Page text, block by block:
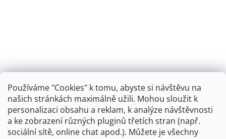
Používáme "Cookies" k tomu, abyste si návštěvu na
našich stránkách maximálně užili. Mohou sloužit k
personalizaci obsahu a reklam, k analýze návštěvnosti
a ke zobrazení různých pluginů třetích stran (např.
sociální sítě, online chat apod.). Můžete je všechny
Retro koupelna